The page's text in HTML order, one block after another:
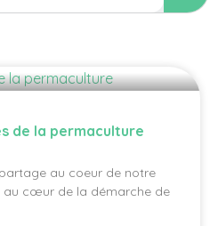
de la permaculture
au coeur de notre
au cœur de la démarche de